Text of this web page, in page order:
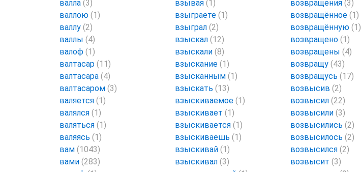
валла (3)
валлою (1)
валлу (2)
валлы (4)
валоф (1)
валтасар (11)
валтасара (4)
валтасаром (3)
валяется (1)
валялся (1)
валяться (1)
валяясь (1)
вам (1043)
вами (283)
взывая (1)
взыграете (1)
взыграл (2)
взыскал (12)
взыскали (8)
взыскание (1)
взысканным (1)
взыскать (13)
взыскиваемое (1)
взыскивает (1)
взыскивается (1)
взыскиваешь (1)
взыскивай (1)
взыскивал (3)
возвращения (3)
возвращённое (1)
возвращённую (1)
возвращено (1)
возвращены (4)
возвращу (43)
возвращусь (17)
возвысив (2)
возвысил (22)
возвысили (3)
возвысились (2)
возвысилось (2)
возвысился (2)
возвысит (3)